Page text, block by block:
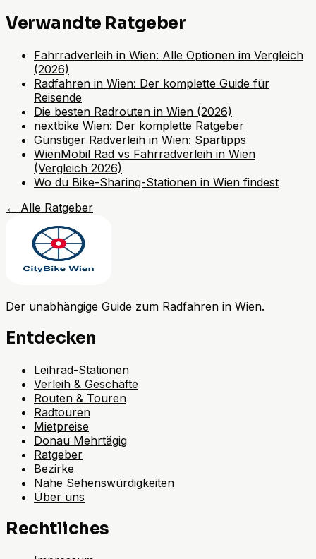
Verwandte Ratgeber
Fahrradverleih in Wien: Alle Optionen im Vergleich
(2026)
Radfahren in Wien: Der komplette Guide für
Reisende
Die besten Radrouten in Wien (2026)
nextbike Wien: Der komplette Ratgeber
Günstiger Radverleih in Wien: Spartipps
WienMobil Rad vs Fahrradverleih in Wien
(Vergleich 2026)
Wo du Bike-Sharing-Stationen in Wien findest
← Alle Ratgeber
Der unabhängige Guide zum Radfahren in Wien.
Entdecken
Leihrad-Stationen
Verleih & Geschäfte
Routen & Touren
Radtouren
Mietpreise
Donau Mehrtägig
Ratgeber
Bezirke
Nahe Sehenswürdigkeiten
Über uns
Rechtliches